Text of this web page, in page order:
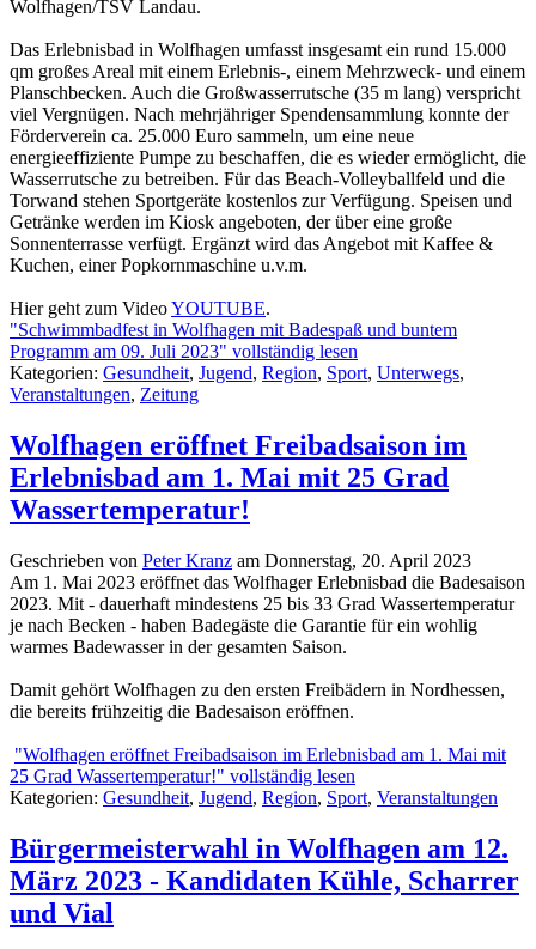
Wolfhagen/TSV Landau.
Das Erlebnisbad in Wolfhagen umfasst insgesamt ein rund 15.000
qm großes Areal mit einem Erlebnis-, einem Mehrzweck- und einem
Planschbecken. Auch die Großwasserrutsche (35 m lang) verspricht
viel Vergnügen. Nach mehrjähriger Spendensammlung konnte der
Förderverein ca. 25.000 Euro sammeln, um eine neue
energieeffiziente Pumpe zu beschaffen, die es wieder ermöglicht, die
Wasserrutsche zu betreiben. Für das Beach-Volleyballfeld und die
Torwand stehen Sportgeräte kostenlos zur Verfügung. Speisen und
Getränke werden im Kiosk angeboten, der über eine große
Sonnenterrasse verfügt. Ergänzt wird das Angebot mit Kaffee &
Kuchen, einer Popkornmaschine u.v.m.
Hier geht zum VideoYOUTUBE.
"Schwimmbadfest in Wolfhagen mit Badespaß und buntem
Programm am 09. Juli 2023" vollständig lesen
Kategorien: Gesundheit, Jugend, Region, Sport, Unterwegs,
Veranstaltungen, Zeitung
Wolfhagen eröffnet Freibadsaison im
Erlebnisbad am 1. Mai mit 25 Grad
Wassertemperatur!
Geschrieben von Peter Kranz am Donnerstag, 20. April 2023
Am 1. Mai 2023 eröffnet das Wolfhager Erlebnisbad die Badesaison
2023. Mit - dauerhaft mindestens 25 bis 33 Grad Wassertemperatur
je nach Becken - haben Badegäste die Garantie für ein wohlig
warmes Badewasser in der gesamten Saison.
Damit gehört Wolfhagen zu den ersten Freibädern in Nordhessen,
die bereits frühzeitig die Badesaison eröffnen.
"Wolfhagen eröffnet Freibadsaison im Erlebnisbad am 1. Mai mit
25 Grad Wassertemperatur!" vollständig lesen
Kategorien: Gesundheit, Jugend, Region, Sport, Veranstaltungen
Bürgermeisterwahl in Wolfhagen am 12.
März 2023 - Kandidaten Kühle, Scharrer
und Vial